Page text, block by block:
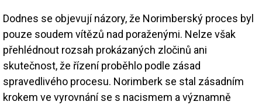
Dodnes se objevují názory, že Norimberský proces byl
pouze soudem vítězů nad poraženými. Nelze však
přehlédnout rozsah prokázaných zločinů ani
skutečnost, že řízení proběhlo podle zásad
spravedlivého procesu. Norimberk se stal zásadním
krokem ve vyrovnání se s nacismem a významně